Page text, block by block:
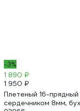
-3%
1 890 ₽
1 950 ₽
Плетеный 16-
сердечником 8мм,